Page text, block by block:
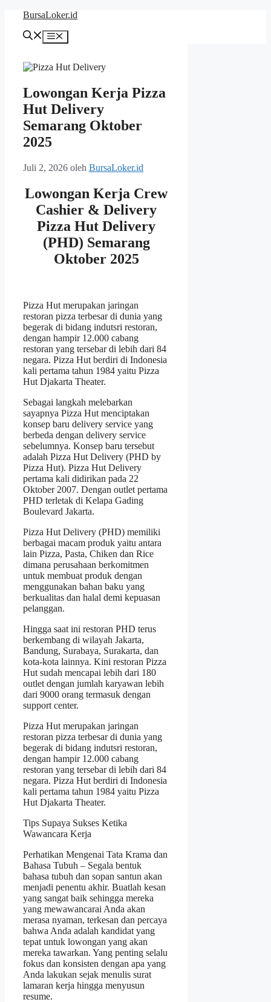
Langsung
BursaLoker.id
Menu
Lowongan Kerja Pizza
Hut Delivery
Semarang Oktober
2025
Juli 2, 2026 oleh BursaLoker.id
Lowongan Kerja Crew
Cashier & Delivery
Pizza Hut Delivery
(PHD) Semarang
Oktober 2025
Pizza Hut merupakan jaringan
restoran pizza terbesar di dunia yang
begerak di bidang indutsri restoran,
dengan hampir 12.000 cabang
restoran yang tersebar di lebih dari 84
negara. Pizza Hut berdiri di Indonesia
kali pertama tahun 1984 yaitu Pizza
Hut Djakarta Theater.
Sebagai langkah melebarkan
sayapnya Pizza Hut menciptakan
konsep baru delivery service yang
berbeda dengan delivery service
sebelumnya. Konsep baru tersebut
adalah Pizza Hut Delivery (PHD by
Pizza Hut). Pizza Hut Delivery
pertama kali didirikan pada 22
Oktober 2007. Dengan outlet pertama
PHD terletak di Kelapa Gading
Boulevard Jakarta.
Pizza Hut Delivery (PHD) memiliki
berbagai macam produk yaitu antara
lain Pizza, Pasta, Chiken dan Rice
dimana perusahaan berkomitmen
untuk membuat produk dengan
menggunakan bahan baku yang
berkualitas dan halal demi kepuasan
pelanggan.
Hingga saat ini restoran PHD terus
berkembang di wilayah Jakarta,
Bandung, Surabaya, Surakarta, dan
kota-kota lainnya. Kini restoran Pizza
Hut sudah mencapai lebih dari 180
outlet dengan jumlah karyawan lebih
dari 9000 orang termasuk dengan
support center.
Pizza Hut merupakan jaringan
restoran pizza terbesar di dunia yang
begerak di bidang indutsri restoran,
dengan hampir 12.000 cabang
restoran yang tersebar di lebih dari 84
negara. Pizza Hut berdiri di Indonesia
kali pertama tahun 1984 yaitu Pizza
Hut Djakarta Theater.
Tips Supaya Sukses Ketika
Wawancara Kerja
Perhatikan Mengenai Tata Krama dan
Bahasa Tubuh – Segala bentuk
bahasa tubuh dan sopan santun akan
menjadi penentu akhir. Buatlah kesan
yang sangat baik sehingga mereka
yang mewawancarai Anda akan
merasa nyaman, terkesan dan percaya
bahwa Anda adalah kandidat yang
tepat untuk lowongan yang akan
mereka tawarkan. Yang penting selalu
fokus dan konsisten dengan apa yang
Anda lakukan sejak menulis surat
lamaran kerja hingga menyusun
resume.